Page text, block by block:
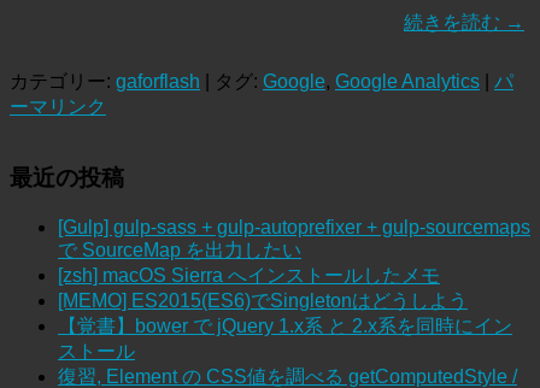
続きを読む →
カテゴリー: gaforflash | タグ: Google, Google Analytics
パ
ーマリンク
最近の投稿
[Gulp] gulp-sass + gulp-autoprefixer + gulp-sourcemaps
で SourceMap を出力したい
[zsh] macOS Sierra へインストールしたメモ
[MEMO] ES2015(ES6)でSingletonはどうしよう
【覚書】bower で jQuery 1.x系 と 2.x系を同時にイン
ストール
復習, Element の CSS値を調べる getComputedStyle /